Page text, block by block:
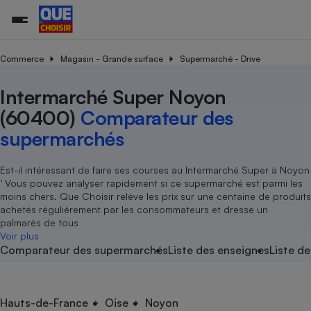
Commerce Magasin - Grande surface Supermarché - Drive
Intermarché Super Noyon
(60400) Comparateur des
supermarchés
Est-il intéressant de faire ses courses au Intermarché Super à Noyon
’ Vous pouvez analyser rapidement si ce supermarché est parmi les
moins chers. Que Choisir relève les prix sur une centaine de produits
achetés régulièrement par les consommateurs et dresse un
palmarès de tous
Voir plus
Comparateur des supermarchésListe des enseignesListe
Hauts-de-France Oise Noyon
Agriculture
Produit alimentaire
Achat - Vente - Location
Carburant
Magasin - Grande surface
Marketing - Fidélisation
Organismes de défense
Système judiciaire
Air
Eau
Achat - Vente - Travaux
Location
Sport
Vacances - Tourisme
électrique
Démarche administrative
Senior
Service marchand
Train
Transport aérien
Toutes les actualités
Enquêtes
Guides d'achat
Conseils
Brèves
Tous les services
Soumettre un litige
Lettres types
Rencontrer une association locale
Tous nos combats
Nos actions
Nos grandes victoires
Les billets de la présidente
Nos associations locales
Nous rejoindre
En savoir plus sur Que Choisir Ensemble
?
L’association
Nos missions
Notre méthodologie
Notre financement
Nos partenaires
Nous rejoindre